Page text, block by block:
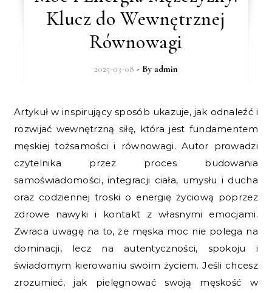
Klucz do Wewnętrznej
Równowagi
2025-03-08 - By admin
Artykuł w inspirujący sposób ukazuje, jak odnaleźć i
rozwijać wewnętrzną siłę, która jest fundamentem
męskiej tożsamości i równowagi. Autor prowadzi
czytelnika przez proces budowania
samoświadomości, integracji ciała, umysłu i ducha
oraz codziennej troski o energię życiową poprzez
zdrowe nawyki i kontakt z własnymi emocjami.
Zwraca uwagę na to, że męska moc nie polega na
dominacji, lecz na autentyczności, spokoju i
świadomym kierowaniu swoim życiem. Jeśli chcesz
zrozumieć, jak pielęgnować swoją męskość w